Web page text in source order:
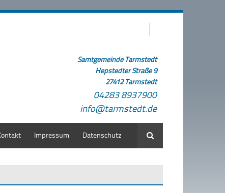
Samtgemeinde Tarmstedt
Hepstedter Straße 9
27412 Tarmstedt
04283 8937900
info@tarmstedt.de
Impressum Datenschutz Suche